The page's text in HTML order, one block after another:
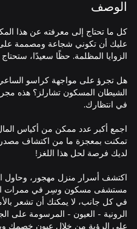
الوصف
كل ما تحتاج إلى معرفته عن هذا
عليك أن تكوني شجاعة ومصممة
هل تجرؤ على مواجهة كراسو الساعي
الشيطان المسكون تشارلز؟ هذه
اجمع أكبر عدد ممكن من أكياس
تمكنت بمعجزة ما من اكتشاف مصدر
اكتشف أسرار منزل مهجور، وحاول
مستشفى مسكون وسِر في ممرات
في كل جانب، لا يمكنك أن تشعر
الرونية - العيون - المرسومة على